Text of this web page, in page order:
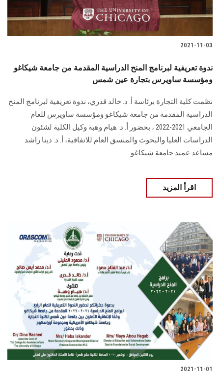
2021-11-03
ندوة تعريفية لبرنامج المنح الدراسية المقدمة من جامعة شيكاغو
ومؤسسة ساويرس بتجارة عين شمس
نظمت كلية التجارة برئاسة أ. د. خالد قدري، ندوة تعريفية لبرنامج المنح
الدراسية المقدمة من جامعة شيكاغو ومؤسسة ساويرس للعام
الجامعي 2021-2022 ، بحضور أ. د. هيام وهبة وكيل الكلية لشئون
الدراسات العليا والبحوث والمنسق العام للاتفاقية، أ. د. دينا راشد
مساعد عميد جامعة شيكاغو
اقرأ المزيد
2021-11-01